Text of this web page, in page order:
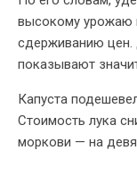
высокому урожаю
сдерживанию цен.
показывают
Капуста
Стоимость лука
моркови — на